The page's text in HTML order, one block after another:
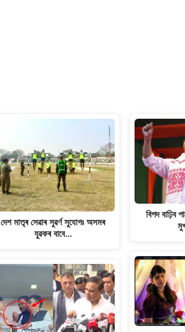
দেশ মাতৃৰ সেৱাৰ সুৱৰ্ণ সুযোগঃ অসমৰ
যুৱকৰ বাবে…
বিপদ বাঢ়িব